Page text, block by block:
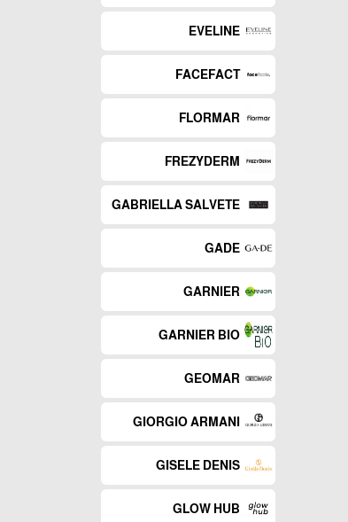
EVELINE
FACEFACT
FLORMAR
FREZYDERM
GABRIELLA SALVETE
GADE
GARNIER
GARNIER BIO
GEOMAR
GIORGIO ARMANI
GISELE DENIS
GLOW HUB